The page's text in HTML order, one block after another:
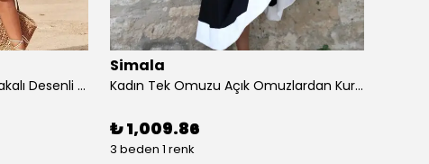
Kadın Kısa Kollu Dantel V Yakalı Desenli Süprem Elbise
Simala
Kadın Tek Omuzu Açık Omuzlardan Kurdela Detaylı çift Renkli Ithal Krep Elbise
₺ 1,009.86
3 beden 1 renk